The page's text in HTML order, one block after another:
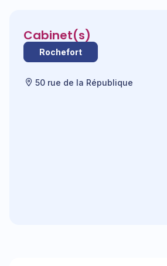
Cabinet(s)
Rochefort
50 rue de la République